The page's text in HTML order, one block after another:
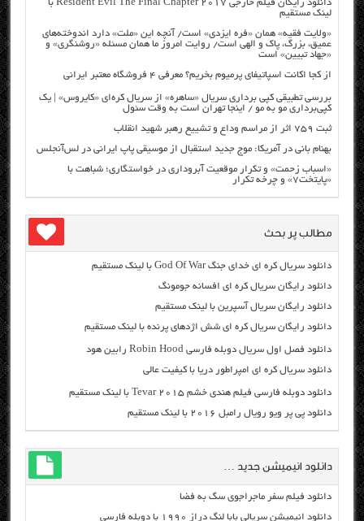
دانلود رایگان فیلم خارجی Resident Evil The Final Chapter 2017 با
لینک مستقیم
«ولایت فقیه» همان «فره ایزدی» است/ آنچه این «ملت» دارد اندوخته‌های
عمیق، بزرگ، پاک و الهی است/ روایت امروز ما همان مسئله «روشنگری» و
«جهاد تبیین» است
از کجا اکانت اسپاتیفای پرمیوم بخریم؟ معرفی ۴ فروشگاه معتبر ایرانی
بررسی تطبیقی کپی برداری سریال «ساهره» از سریال کره‌ای «کایروس» | یک
کپی‌برداری مو به مو / اینجا تهران است به وقت سئول
ثبت ۷۵۹ اثر از مراسم وداع و تشییع رهبر شهید انقلاب
بهنام بانی در آمریکا: موج جدید استقبال از موسیقی پاپ ایرانی در لس‌آنجلس
«اسباب زحمت» و تکرار موقعیت آبروداری در خواستگاری؛ شباهت با
«پایتخت۷» و چرخه تکرار
مطالب پر بحث
دانلود سریال کره ای خدای جنگ God Of War با لینک مستقیم
دانلود رایگان سریال کره ای افسانه جومونگ
دانلود رایگان سریال آسپرین با لینک مستقیم
دانلود رایگان سریال کره ای شش اژدهای پرنده با لینک مستقیم
دانلود فصل اول سریال دوبله فارسی Robin Hood رابین هود
دانلود سریال کره ای امپراطور دریا با کیفیت عالی
دانلود دوبله فارسی فیلم هندی خشم Tevar ۲۰۱۵ با لینک مستقیم
دانلود پی پر ویو رویال رامبل ۲۰۱۶ با لینک مستقیم
دانلود انیمیشن جدید …
دانلود فیلم سفر ماجراجوی سگ به فضا
دانلود انیمیشن سریالی بابا لنگ دراز ۱۹۹۰ با دوبله فارسی